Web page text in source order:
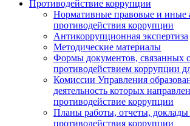
Противодействие коррупции
Нормативные правовые и иные
противодействия коррупции
Антикоррупционная экспертиза
Методические материалы
Формы документов, связанных с
противодействием коррупции
Комиссии Управления
деятельность которых
противодействие коррупции
Планы работы, отчеты,
противодействия коррупции